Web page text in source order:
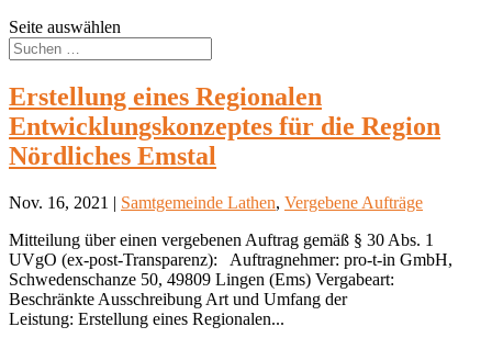
Seite auswählen
Erstellung eines Regionalen
Entwicklungskonzeptes für die Region
Nördliches Emstal
Nov. 16, 2021 | Samtgemeinde Lathen, Vergebene Aufträge
Mitteilung über einen vergebenen Auftrag gemäß § 30 Abs. 1
UVgO (ex-post-Transparenz): Auftragnehmer: pro-t-in GmbH,
Schwedenschanze 50, 49809 Lingen (Ems) Vergabeart:
Beschränkte Ausschreibung Art und Umfang der
Leistung: Erstellung eines Regionalen...